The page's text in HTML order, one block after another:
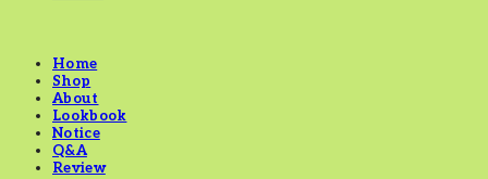
Home
Shop
About
Lookbook
Notice
Q&A
Review